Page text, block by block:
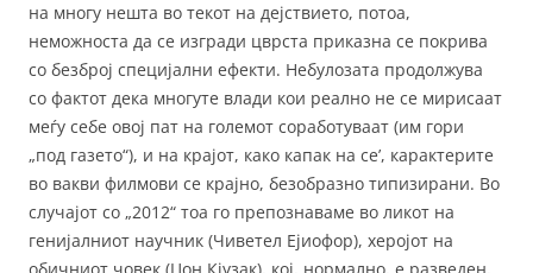
на многу нешта во текот на дејствието, потоа,
неможноста да се изгради цврста приказна се покрива
со безброј специјални ефекти. Небулозата продолжува
со фактот дека многуте влади кои реално не се мирисаат
меѓу себе овој пат на големот соработуваат (им гори
„под газето“), и на крајот, како капак на се’, карактерите
во вакви филмови се крајно, безобразно типизирани. Во
случајот со „2012“ тоа го препознаваме во ликот на
генијалниот научник (Чиветел Ејиофор), херојот на